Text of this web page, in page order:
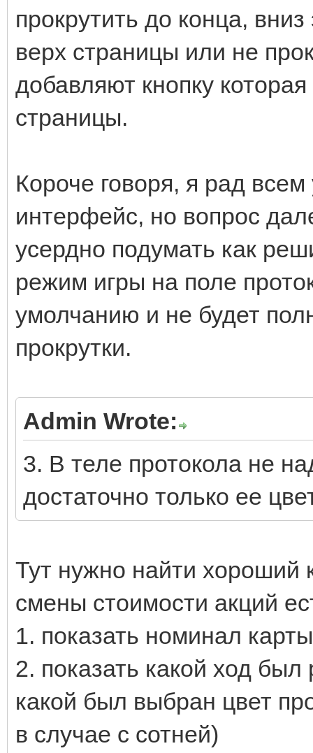
прокрутить до конца,
верх страницы или не
добавляют кнопку
страницы.
Короче говоря, я рад
интерфейс, но вопрос
усердно подумать как
режим игры на поле
умолчанию и не будет
прокрутки.
Admin Wrote:
3. В теле протокола не
достаточно только ее
Тут нужно найти хороший
смены стоимости акций
1. показать номинал карты
2. показать какой ход
какой был выбран цвет
в случае с сотней)